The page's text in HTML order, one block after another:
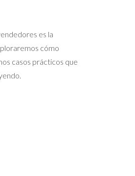
es la
cómo
casos prácticos que